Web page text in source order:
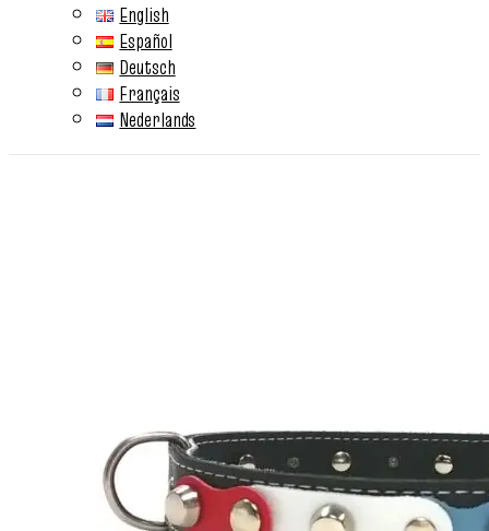
English
Español
Deutsch
Français
Nederlands